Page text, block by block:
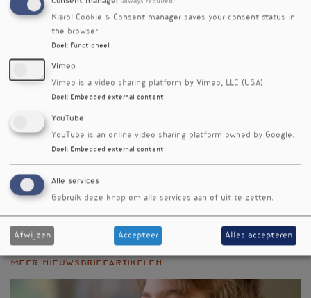
Referenties
Behers BJ, Behers BM, Stephenson-Moe CA et al.
Magnesium and Potassium Supplementation for Systolic
Blood Pressure Reduction in the General Normotensive
Population: A Systematic Review and Subgroup Meta-
Analysis for Optimal Dosage and Treatment Length.
Nutrients. 2024; 16(21) doi:10.3390/nu16213617
Nieuwsbriefartikel
Rubriek
Onderzoek
Auteur
Joost Meeusen
Editienummer
556
Meer nieuwsbriefartikelen
Klaro! Cookie & Consent manager saves your consent status in
the browser.
Doel : Functioneel
Vimeo
Vimeo is a video sharing platform by Vimeo, LLC (USA).
Doel : Embedded external content
YouTube
YouTube is an online video sharing platform owned by Google.
Doel : Embedded external content
Alle services
Gebruik deze knop om alle services aan of uit te zetten.
Afwijzen Accepteer Alles accepteren